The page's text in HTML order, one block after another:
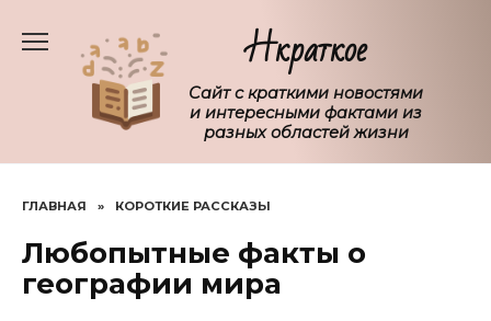
содержанию
Нкраткое
Сайт с краткими новостями
и интересными фактами из
разных областей жизни
ГЛАВНАЯ » КОРОТКИЕ РАССКАЗЫ
Любопытные факты о
географии мира